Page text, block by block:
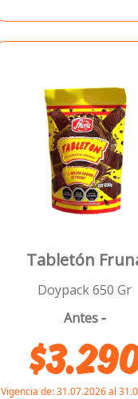
Tabletón
Doypack 650 Gr
Antes-
Vigencia de:31.07.2026 al